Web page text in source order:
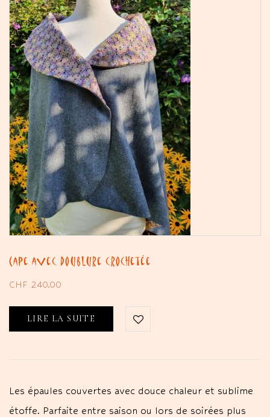
Cape avec doublure crochetée
CHF 240.00
LIRE LA SUITE
Les épaules couvertes avec douce chaleur et sublime
étoffe. Parfaite entre saison ou lors de soirées plus